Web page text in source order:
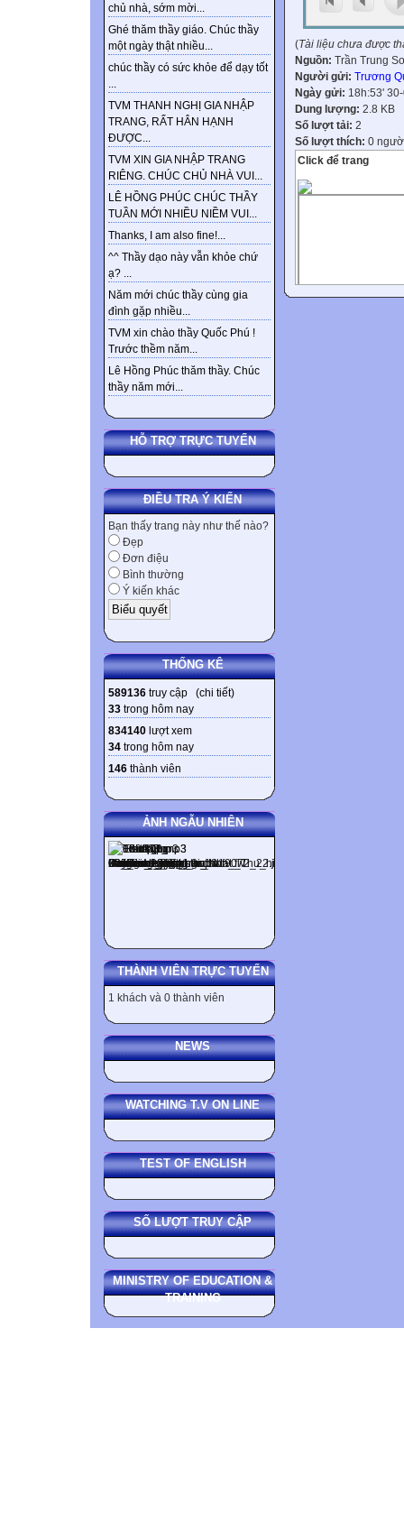
chủ nhà, sớm mời...
Ghé thăm thầy giáo. Chúc thầy
một ngày thật nhiều...
chúc thầy có sức khỏe để dạy tốt
...
TVM THANH NGHỊ GIA NHẬP
TRANG, RẤT HÂN HẠNH
ĐƯỢC...
TVM XIN GIA NHẬP TRANG
RIÊNG. CHÚC CHỦ NHÀ VUI...
LÊ HỒNG PHÚC CHÚC THẦY
TUẦN MỚI NHIỀU NIỀM VUI...
Thanks, I am also fine!...
^^ Thầy dạo này vẫn khỏe chứ
ạ? ...
Năm mới chúc thầy cùng gia
đình gặp nhiều...
TVM xin chào thầy Quốc Phú !
Trước thềm năm...
Lê Hồng Phúc thăm thầy. Chúc
thầy năm mới...
HỖ TRỢ TRỰC TUYẾN
ĐIỀU TRA Ý KIẾN
Bạn thấy trang này như thế nào?
Đẹp
Đơn điệu
Bình thường
Ý kiến khác
THỐNG KÊ
589136 truy cập (chi tiết)
33 trong hôm nay
834140 lượt xem
34 trong hôm nay
146 thành viên
ẢNH NGẪU NHIÊN
THÀNH VIÊN TRỰC TUYẾN
1 khách và 0 thành viên
NEWS
WATCHING T.V ON LINE
TEST OF ENGLISH
SỐ LƯỢT TRUY CẬP
MINISTRY OF EDUCATION &
TRAINING
(Tài liệu chưa được
Nguồn: Trần Trung
Người gửi: Trương
Ngày gửi: 18h:53'
Dung lượng: 2.8 KB
Số lượt tải: 2
Số lượt thích: 0
Click để trang